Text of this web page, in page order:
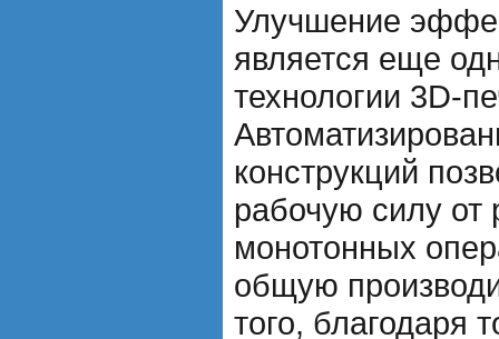
Улучшение
является еще
технологии 3D-
конструкций
рабочую силу от
монотонных
общую
того, благодаря